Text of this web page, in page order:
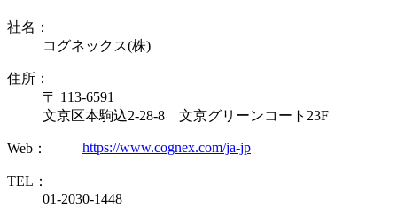
社名：
コグネックス(株)
住所：
〒 113-6591
文京区本駒込2-28-8 文京グリーンコート23F
Web： https://www.cognex.com/ja-jp
TEL：
01-2030-1448